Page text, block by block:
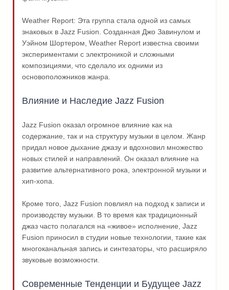
Weather Report: Эта группа стала одной из самых
знаковых в Jazz Fusion. Созданная Джо Завинулом и
Уэйном Шортером, Weather Report известна своими
экспериментами с электроникой и сложными
композициями, что сделало их одними из
основоположников жанра.
Влияние и Наследие Jazz Fusion
Jazz Fusion оказал огромное влияние как на
содержание, так и на структуру музыки в целом. Жанр
придал новое дыхание джазу и вдохновил множество
новых стилей и направлений. Он оказал влияние на
развитие альтернативного рока, электронной музыки и
хип-хопа.
Кроме того, Jazz Fusion повлиял на подход к записи и
производству музыки. В то время как традиционный
джаз часто полагался на «живое» исполнение, Jazz
Fusion приносил в студии новые технологии, такие как
многоканальная запись и синтезаторы, что расширяло
звуковые возможности.
Современные Тенденции и Будущее Jazz